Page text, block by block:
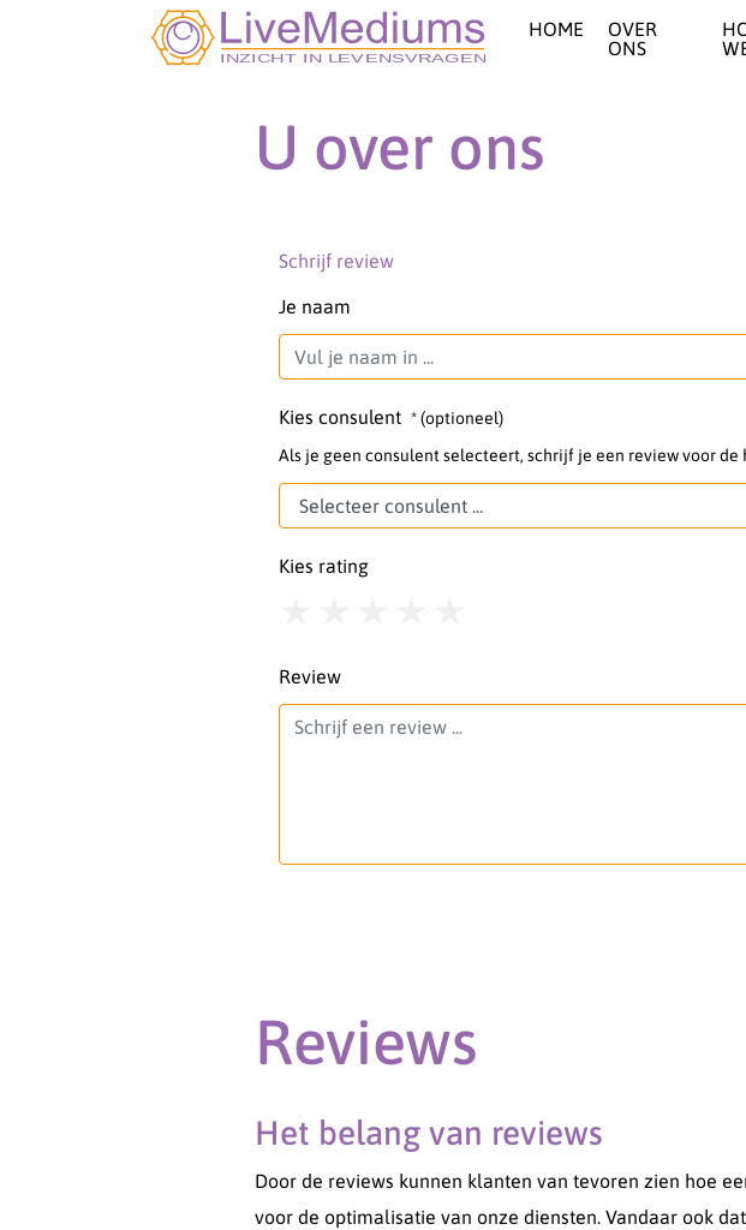
HOME
OVER
ONS
U over ons
Schrijf review
Je naam
Kies consulent * (optioneel)
Als je geen consulent selecteert, schrijf je een review voor de
Kies rating
Review
Reviews
Het belang van reviews
Door de reviews kunnen klanten van tevoren zien hoe
voor de optimalisatie van onze diensten. Vandaar ook